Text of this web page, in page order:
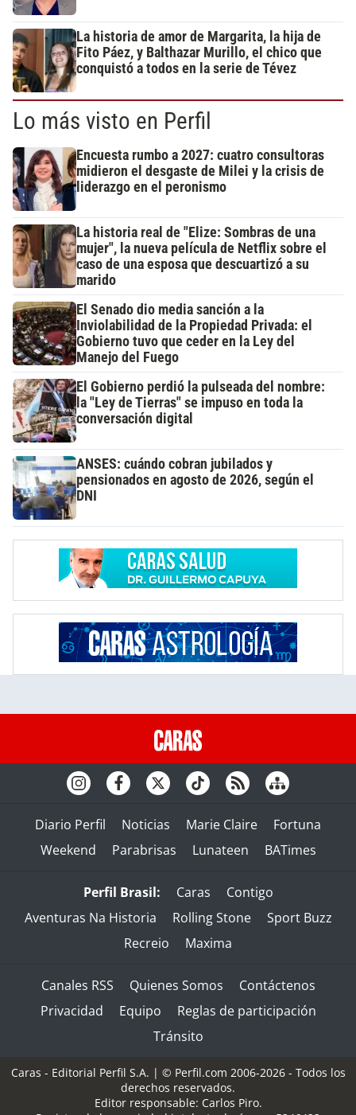
La historia de amor de Margarita, la hija de
Fito Páez, y Balthazar Murillo, el chico que
conquistó a todos en la serie de Tévez
Lo más visto en Perfil
Encuesta rumbo a 2027: cuatro consultoras
midieron el desgaste de Milei y la crisis de
liderazgo en el peronismo
La historia real de "Elize: Sombras de una
mujer", la nueva película de Netflix sobre el
caso de una esposa que descuartizó a su
marido
El Senado dio media sanción a la
Inviolabilidad de la Propiedad Privada: el
Gobierno tuvo que ceder en la Ley del
Manejo del Fuego
El Gobierno perdió la pulseada del nombre:
la "Ley de Tierras" se impuso en toda la
conversación digital
ANSES: cuándo cobran jubilados y
pensionados en agosto de 2026, según el
DNI
Diario Perfil Noticias Marie Claire
Fortuna
Weekend
Parabrisas Lunateen BATimes
Perfil Brasil: Caras
Contigo
Aventuras Na Historia
Rolling Stone
Sport Buzz
Recreio
Maxima
Canales RSS Quienes Somos
Contáctenos
Privacidad
Equipo
Reglas de participación
Tránsito
Caras - Editorial Perfil S.A. | © Perfil.com 2006-2026 - Todos los
derechos reservados.
Editor responsable: Carlos Piro.